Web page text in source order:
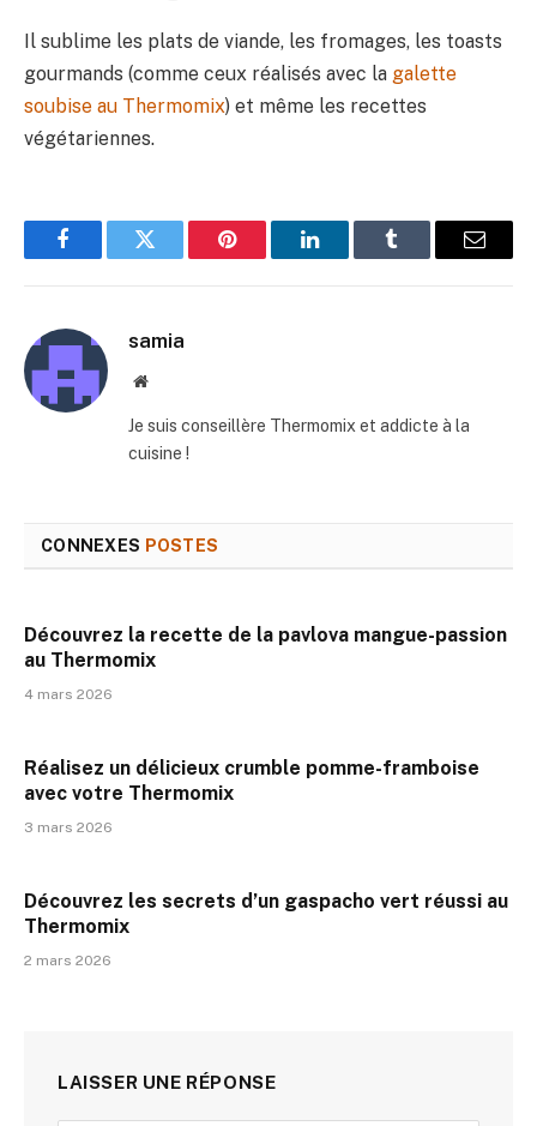
Il sublime les plats de viande, les fromages, les toasts
gourmands (comme ceux réalisés avec la galette
soubise au Thermomix) et même les recettes
végétariennes.
FacebookTwitter Pinterest LinkedInTumblr
E-
samia
Site
Je suis conseillère Thermomix et addicte à la
cuisine !
CONNEXES POSTES
Découvrez la recette de la pavlova mangue-passion
au Thermomix
4 mars 2026
Réalisez un délicieux crumble pomme-framboise
avec votre Thermomix
3 mars 2026
Découvrez les secrets d’un gaspacho vert réussi au
Thermomix
2 mars 2026
LAISSER UNE RÉPONSE